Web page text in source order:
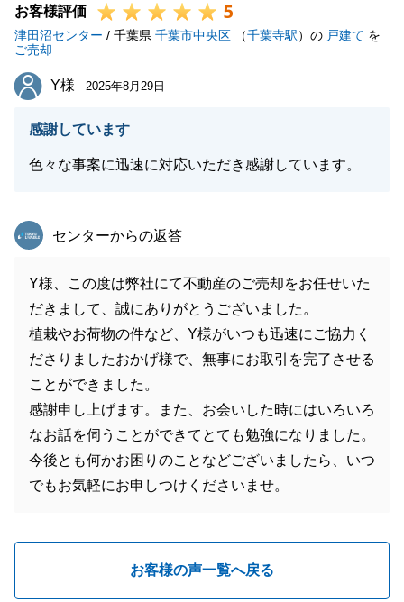
お客様評価 5
津田沼センター / 千葉県 千葉市中央区 （千葉寺駅）の 戸建て を
ご売却
Y様
Y様 2025年8月29日
感謝しています
色々な事案に迅速に対応いただき感謝しています。
東急リバブル
センターからの返答
Y様、この度は弊社にて不動産のご売却をお任せいた
だきまして、誠にありがとうございました。
植栽やお荷物の件など、Y様がいつも迅速にご協力く
ださりましたおかげ様で、無事にお取引を完了させる
ことができました。
感謝申し上げます。また、お会いした時にはいろいろ
なお話を伺うことができてとても勉強になりました。
今後とも何かお困りのことなどございましたら、いつ
でもお気軽にお申しつけくださいませ。
お客様の声一覧へ戻る